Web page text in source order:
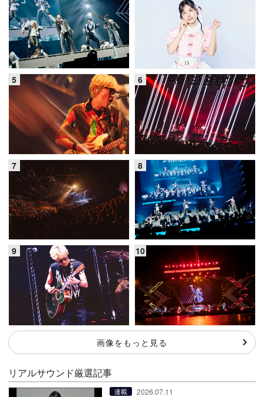
画像をもっと見る
リアルサウンド厳選記事
連載 2026.07.11